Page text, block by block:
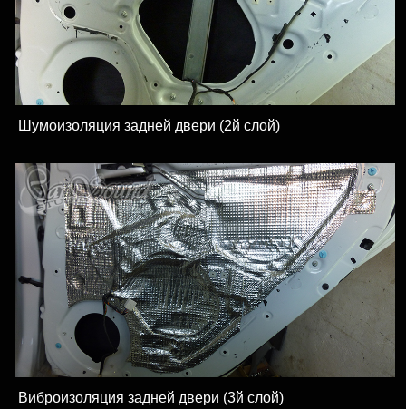
Шумоизоляция задней двери (2й слой)
Виброизоляция задней двери (3й слой)